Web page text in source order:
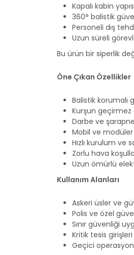
Kapalı kabin
360° balistik
Personeli dış
Uzun süreli
Bu ürün bir siperlik
Öne Çıkan Özellikler
Balistik korumalı
Kurşun
Darbe ve
Mobil ve modüler
Hızlı kurulum ve
Zorlu hava
Uzun ömürlü
Kullanım Alanları
Askeri üsler ve
Polis ve özel
Sınır güvenliği
Kritik tesis
Geçici operasyon